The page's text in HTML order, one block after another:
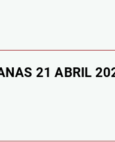
21 ABRIL